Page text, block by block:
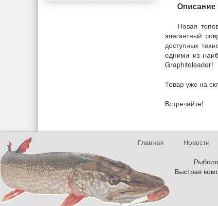
Описание
Новая
элегантный
доступных
одними из
Graphiteleader!
Товар уже на
Встречайте!
Главная
Новости
Быстрая